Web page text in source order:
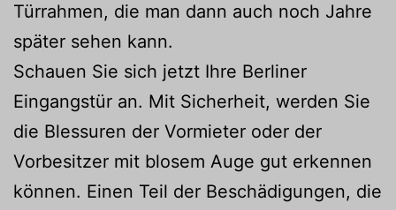
Türrahmen, die man dann auch noch Jahre
später sehen kann.
Schauen Sie sich jetzt Ihre Berliner
Eingangstür an. Mit Sicherheit, werden Sie
die Blessuren der Vormieter oder der
Vorbesitzer mit blosem Auge gut erkennen
können. Einen Teil der Beschädigungen, die